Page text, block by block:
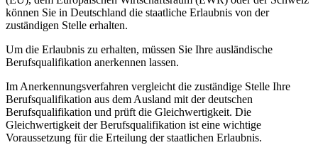
können Sie in Deutschland die staatliche Erlaubnis von der
zuständigen Stelle erhalten.
Um die Erlaubnis zu erhalten, müssen Sie Ihre ausländische
Berufsqualifikation anerkennen lassen.
Im Anerkennungsverfahren vergleicht die zuständige Stelle Ihre
Berufsqualifikation aus dem Ausland mit der deutschen
Berufsqualifikation und prüft die Gleichwertigkeit. Die
Gleichwertigkeit der Berufsqualifikation ist eine wichtige
Voraussetzung für die Erteilung der staatlichen Erlaubnis.